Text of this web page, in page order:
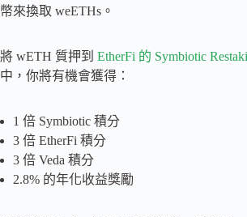
幣來換取 weETHs。
將 wETH 質押到 EtherFi 的 Symbiotic
中，你將有機會獲得：
1 倍 Symbiotic 積分
3 倍 EtherFi 積分
3 倍 Veda 積分
2.8% 的年化收益獎勵